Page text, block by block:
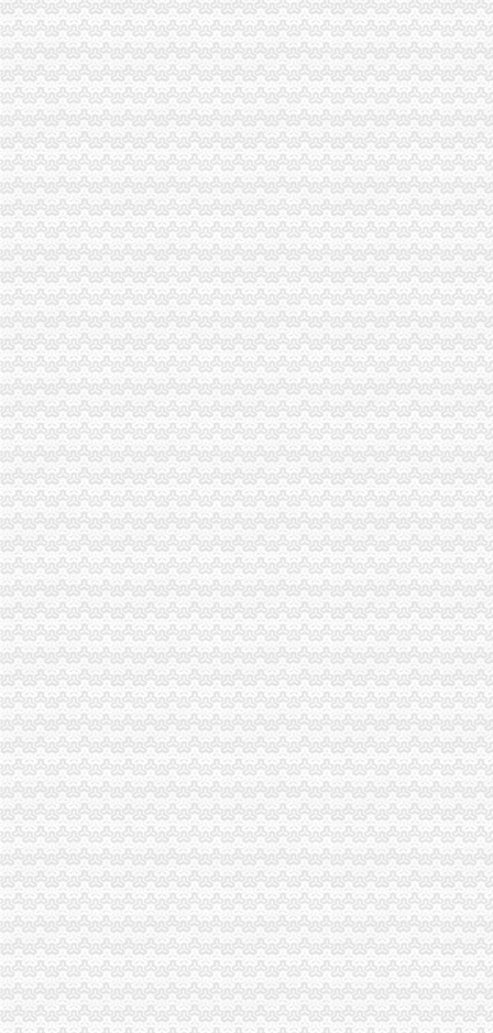
江津工商局如何一元钱办公司加强队伍执法能力建设
大渡口区工商分局重庆免费注册公司强化企业监督管理规范企业经营行为
开县工商局重庆免费注册公司2004年工作实现了五坚持五明显
綦江县工商局认真传达全市如何一元钱办公司工商行政管理工作会议精神
永川工商局免费注册公司五项措施深化网吧专项整治成效显著
巴南区工商分局党组荣获“示范党组中心组”一元注册公司流程称号
潼南县工商局一元注册公司流程全面提升基层工商所综合监管能力
重庆永川工商局如何一元钱办公司五项措施深化网吧专项整治成效显著
重庆市人民政府办公厅转发市工商局关于规范格式合同推行合同示范文本工作
全国工商系统“红盾护农行动”1元注册公司成效显著
全国工商行政管理系统信息化技术培训班在渝召开
万州区委高度评价工商局重庆一元注册公司工作呈现四大特色
工商动态
周朝东局如何一元钱办公司长率队到大足县调研工商工作
万盛区工商分局重庆0元注册公司6.30任务完成情况
开县工商局免费注册公司采取四项措施确保中考高考顺利进行
荣昌县工商局如何一元钱办公司深入开展保持共产党员先进性教育活动
云阳县工商局免费注册公司认真开展保持共产党员先进性教育活动
市0元注册公司工商局保持共产党员先进性教育工作正式启动
市局机关组织“党旗在我心中”重庆免费注册公司演讲比赛
市局组织机关全体干部职工为“非典”0元注册公司一线医护人员捐款献爱心
经开区举行“诚信守约 无愧社会”重庆免费注册公司签名宣誓仪式
荣昌县3.15活动呈现四大特点
铜梁局如何一元钱办公司形式多样开展3.15国际消费者权益日纪念活动
巴南局三结合三细化三加强促“3.15”0元注册公司活动深入开展
巴南局重庆0元注册公司扎实开展种子留样备查工作
各区县局1元注册公司立足职能努力为建设社会主义新农村服务
高新区工商分局七项措施贯彻落实全市如何一元钱办公司食品安全监管工作会
铜梁局重庆免费注册公司迅速做好年检准备工作
铜梁局树立“三种精神”一元注册公司流程推进信用信息化建设
酉阳局一元注册公司流程新班子快速推进各项工作有序开展
大渡口局“三个为主”一元注册公司流程创新消保维权工作机制
沙坪坝局树立“六种意识”重庆一元注册公司加强队伍建设
长寿区工商分局五条措施加强节日市如何一元钱办公司场监管和安全工作
大足县工商局加强 “十.一”如何一元钱办公司旅游黄金周期间监督管理工作
市重庆0元注册公司局组织举行重庆流通领域商品 （食品）检测车发车仪式
郭翔副局长到梁平局检查指导“两整顿”重庆一元注册公司工作
李明富副局免费注册公司长到巴南区工商分局考察调研
开县工商局免费注册公司中秋节前慰问受灾群众
万州区食品检测车上路执法筑起安全墙
市重庆一元注册公司企业信用促进会成立暨重守企业命名大会隆重举行
大渡口区工商分局一元注册公司大渡口区个私协会成功举办迎国庆文艺汇演
璧山县政协主席莫元礼对该县工商工作提出三点要求
潼南县工商局采取四项措施营造国庆节市0元注册公司场消费环境
巴南区工商分局五条措施加强国庆节旅游市如何一元钱办公司场秩序